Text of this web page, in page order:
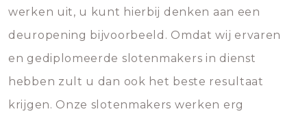
werken uit, u kunt hierbij denken aan een
deuropening bijvoorbeeld. Omdat wij ervaren
en gediplomeerde slotenmakers in dienst
hebben zult u dan ook het beste resultaat
krijgen. Onze slotenmakers werken erg